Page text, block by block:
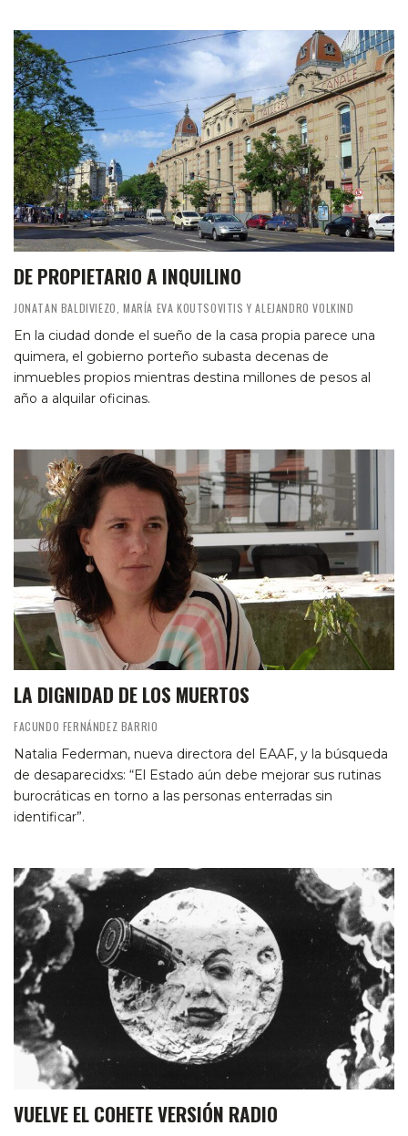
DE PROPIETARIO A INQUILINO
JONATAN BALDIVIEZO, MARÍA EVA KOUTSOVITIS Y ALEJANDRO VOLKIND
En la ciudad donde el sueño de la casa propia parece una
quimera, el gobierno porteño subasta decenas de
inmuebles propios mientras destina millones de pesos al
año a alquilar oficinas.
LA DIGNIDAD DE LOS MUERTOS
FACUNDO FERNÁNDEZ BARRIO
Natalia Federman, nueva directora del EAAF, y la búsqueda
de desaparecidxs: “El Estado aún debe mejorar sus rutinas
burocráticas en torno a las personas enterradas sin
identificar”.
VUELVE EL COHETE VERSIÓN RADIO